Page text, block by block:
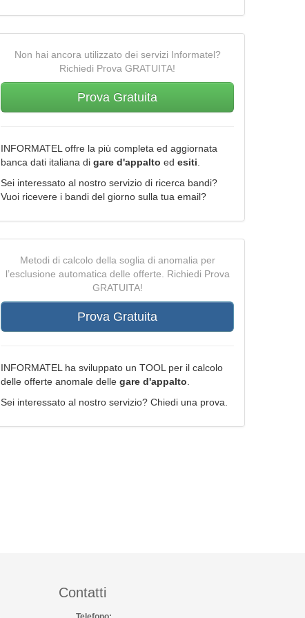
Non hai ancora utilizzato dei servizi Informatel?
Richiedi Prova GRATUITA!
Prova Gratuita
INFORMATEL offre la più completa ed aggiornata
banca dati italiana di gare d'appalto ed esiti
Sei interessato al nostro servizio di ricerca bandi?
Vuoi ricevere i bandi del giorno sulla tua email?
Metodi di calcolo della soglia di anomalia per
l’esclusione automatica delle offerte. Richiedi Prova
GRATUITA!
Prova Gratuita
INFORMATEL ha sviluppato un TOOL per il calcolo
delle offerte anomale delle gare d'appalto
Sei interessato al nostro servizio? Chiedi una prova.
Contatti